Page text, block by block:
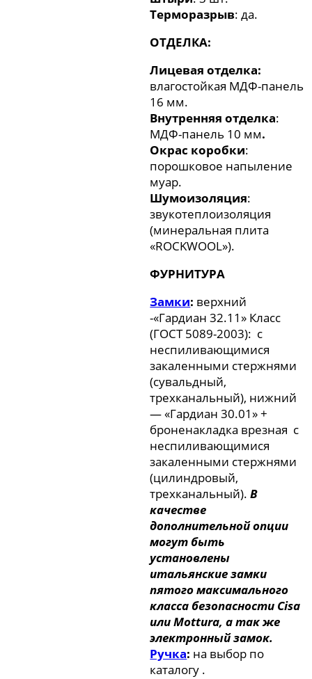
Терморазрыв: да.
ОТДЕЛКА:
Лицевая отделка:
влагостойкая МДФ-панель
16 мм.
Внутренняя отделка:
МДФ-панель 10 мм.
Окрас коробки:
порошковое напыление
муар.
Шумоизоляция:
звукотеплоизоляция
(минеральная плита
«ROCKWOOL»).
ФУРНИТУРА
Замки: верхний
-«Гардиан 32.11» Класс
(ГОСТ 5089-2003): с
неспиливающимися
закаленными стержнями
(сувальдный,
трехканальный), нижний
— «Гардиан 30.01» +
броненакладка врезная с
неспиливающимися
закаленными стержнями
(цилиндровый,
трехканальный).В
качестве
дополнительной опции
могут быть
установлены
итальянские замки
пятого максимального
класса безопасности Cisa
или Mottura, а так же
электронный замок.
Ручка: на выбор по
каталогу .